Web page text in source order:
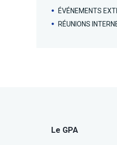
ÉVÉNEMENTS
RÉUNIONS
Le GPA